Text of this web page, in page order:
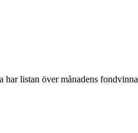
listan över månadens